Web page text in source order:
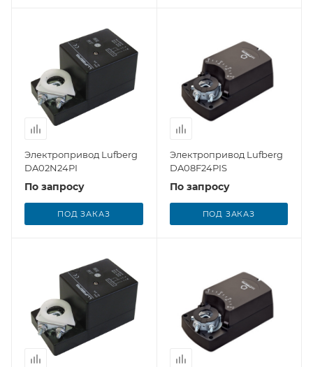
Электропривод Lufberg
DA02N24PI
По запросу
ПОД ЗАКАЗ
Электропривод Lufberg
DA08F24PIS
По запросу
ПОД ЗАКАЗ